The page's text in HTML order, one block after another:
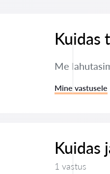
Kuidas
Me
Mine vastusele
Kuidas
1 vastus